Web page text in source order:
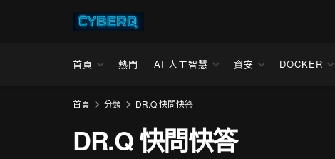
首頁 熱門 AI 人工智慧 資安 DOCKER
首頁 分類 DR.Q 快問快答
DR.Q 快問快答